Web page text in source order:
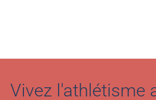
Vivez l'athlétisme